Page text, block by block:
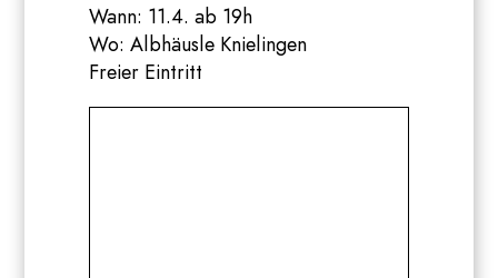
Wann: 11.4. ab 19h
Wo: Albhäusle Knielingen
Freier Eintritt